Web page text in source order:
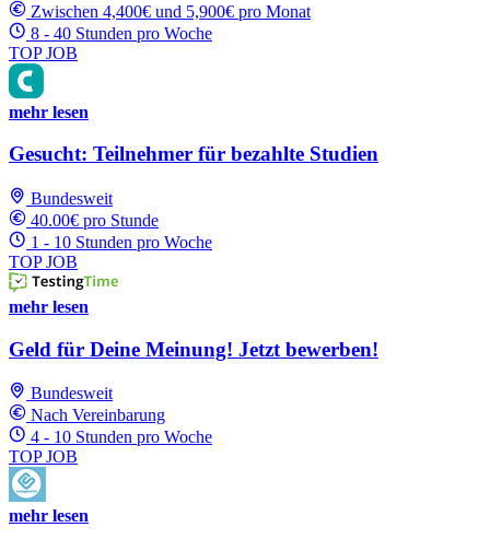
Zwischen 4,400€ und 5,900€ pro Monat
8 - 40 Stunden pro Woche
TOP JOB
mehr lesen
Gesucht: Teilnehmer für bezahlte Studien
Bundesweit
40.00€ pro Stunde
1 - 10 Stunden pro Woche
TOP JOB
mehr lesen
Geld für Deine Meinung! Jetzt bewerben!
Bundesweit
Nach Vereinbarung
4 - 10 Stunden pro Woche
TOP JOB
mehr lesen